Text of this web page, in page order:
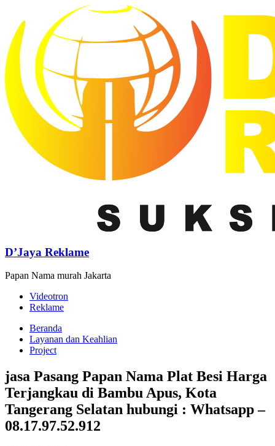
D’Jaya Reklame
Papan Nama murah Jakarta
Videotron
Reklame
Beranda
Layanan dan Keahlian
Project
jasa Pasang Papan Nama Plat Besi Harga
Terjangkau di Bambu Apus, Kota
Tangerang Selatan hubungi : Whatsapp –
08.17.97.52.912